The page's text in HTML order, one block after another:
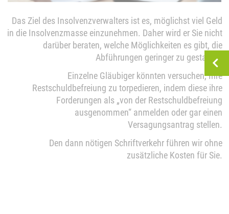
Das Ziel des Insolvenzverwalters ist es, möglichst viel Geld
in die Insolvenzmasse einzunehmen. Daher wird er Sie nicht
darüber beraten, welche Möglichkeiten es gibt, die
Abführungen geringer zu gestalten.
Einzelne Gläubiger könnten versuchen, Ihre
Restschuldbefreiung zu torpedieren, indem diese ihre
Forderungen als „von der Restschuldbefreiung
ausgenommen“ anmelden oder gar einen
Versagungsantrag stellen.
Den dann nötigen Schriftverkehr führen wir ohne
zusätzliche Kosten für Sie.